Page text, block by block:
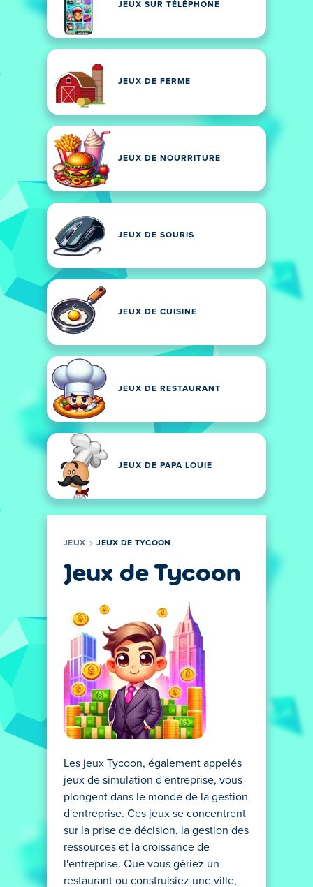
JEUX SUR TÉLÉPHONE
JEUX DE FERME
JEUX DE NOURRITURE
JEUX DE SOURIS
JEUX DE CUISINE
JEUX DE RESTAURANT
JEUX DE PAPA LOUIE
JEUX JEUX DE TYCOON
Jeux de Tycoon
Les jeux Tycoon, également appelés
jeux de simulation d'entreprise, vous
plongent dans le monde de la gestion
d'entreprise. Ces jeux se concentrent
sur la prise de décision, la gestion des
ressources et la croissance de
l'entreprise. Que vous gériez un
restaurant ou construisiez une ville,